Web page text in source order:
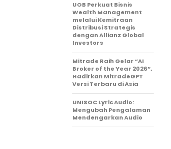
UOB Perkuat Bisnis
Wealth Management
melalui Kemitraan
Distribusi Strategis
dengan Allianz Global
Investors
Mitrade Raih Gelar “AI
Broker of the Year 2026”,
Hadirkan MitradeGPT
Versi Terbaru di Asia
UNISOC Lyric Audio:
Mengubah Pengalaman
Mendengarkan Audio